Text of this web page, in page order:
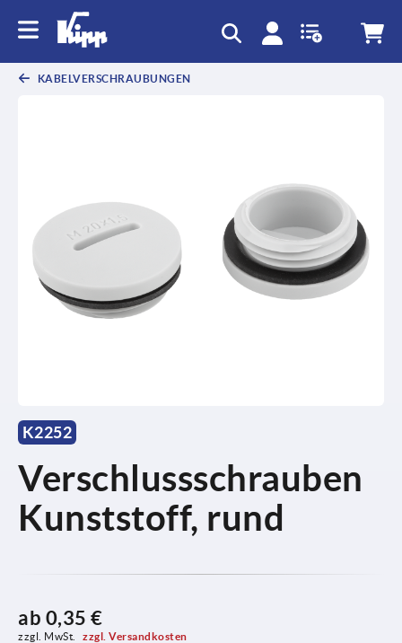
KABELVERSCHRAUBUNGEN
K2252
Verschlussschrauben
Kunststoff, rund
ab 0,35 €
zzgl. MwSt. zzgl. Versandkosten